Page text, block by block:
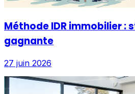
Méthode IDR immobilier :
gagnante
27 juin 2026